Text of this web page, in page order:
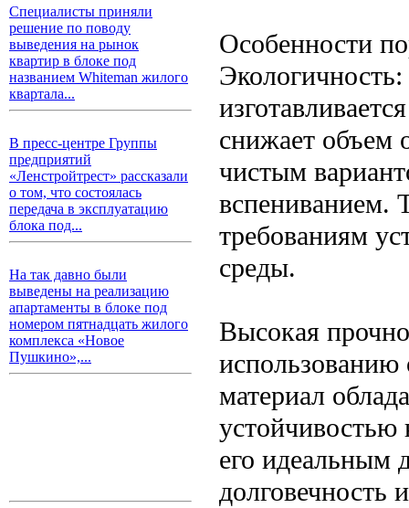
Специалисты приняли
решение по поводу
выведения на рынок
квартир в блоке под
названием Whiteman жилого
квартала...
В пресс-центре Группы
предприятий
«Ленстройтрест» рассказали
о том, что состоялась
передача в эксплуатацию
блока под...
На так давно были
выведены на реализацию
апартаменты в блоке под
номером пятнадцать жилого
комплекса «Новое
Пушкино»,...
Особенности
снижает объем
чистым
вспениванием.
требованиям
среды.
Высокая
использованию
материал
его идеальным
долговечность